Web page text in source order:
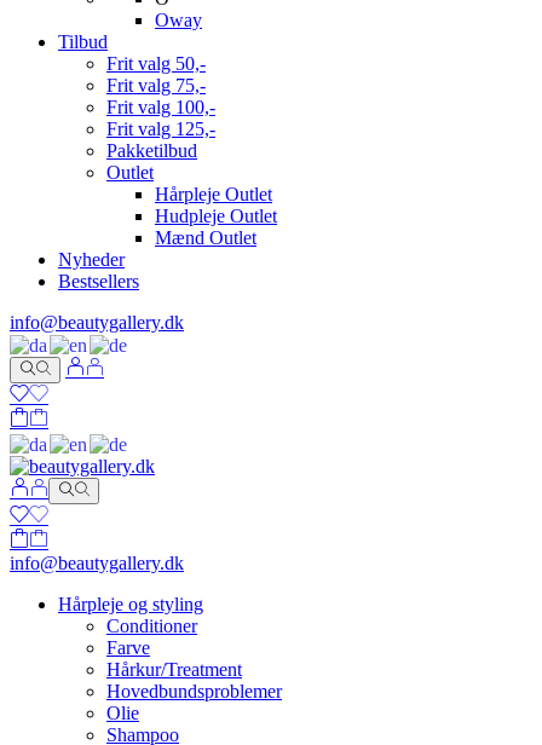
Oway
Tilbud
Frit valg 50,-
Frit valg 75,-
Frit valg 100,-
Frit valg 125,-
Pakketilbud
Outlet
Hårpleje Outlet
Hudpleje Outlet
Mænd Outlet
Nyheder
Bestsellers
info@beautygallery.dk
info@beautygallery.dk
Hårpleje og styling
Conditioner
Farve
Hårkur/Treatment
Hovedbundsproblemer
Olie
Shampoo